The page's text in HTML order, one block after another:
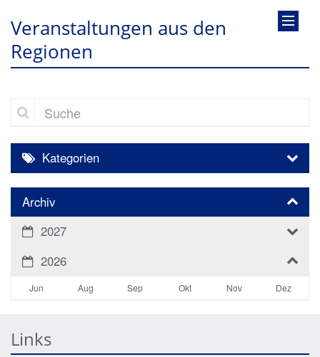
Veranstaltungen aus den
Regionen
Suche
Kategorien
Archiv
2027
2026
Jun Aug Sep Okt Nov Dez
Links